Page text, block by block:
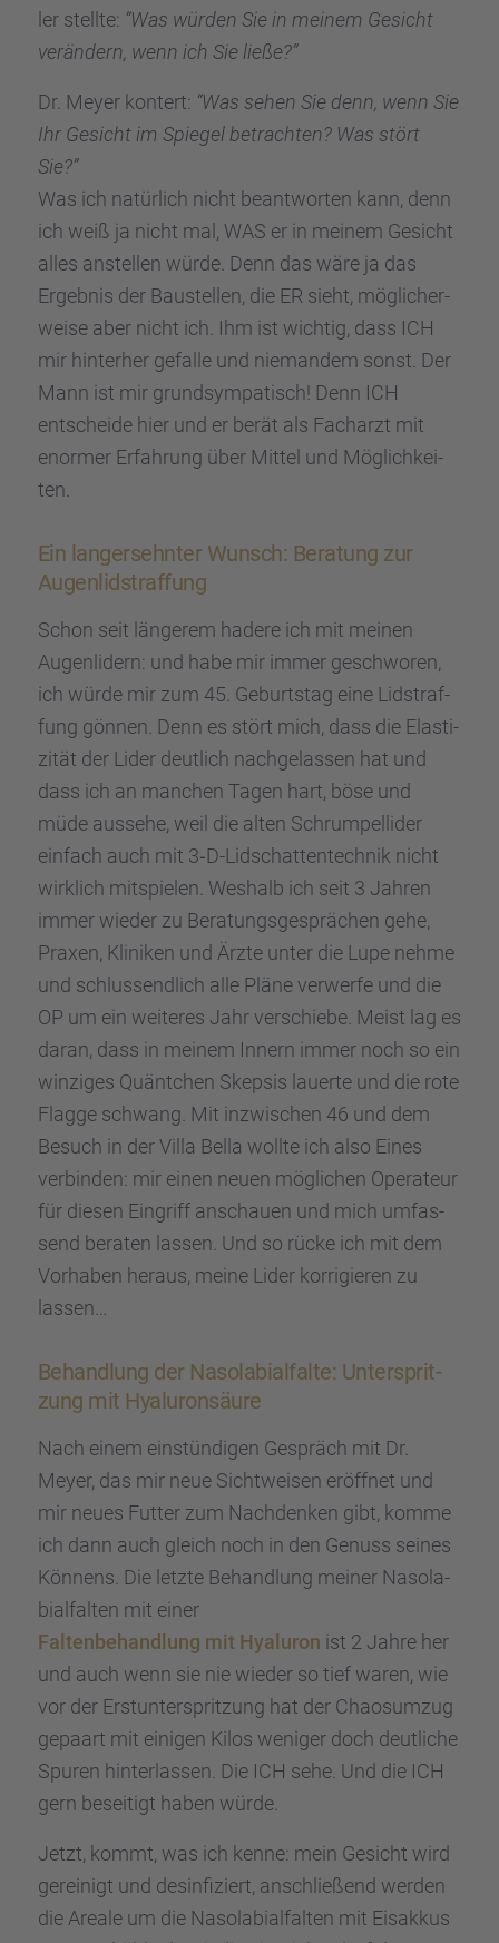
ler stellte: “Was würden Sie in meinem Gesicht
verän­dern, wenn ich Sie ließe?”
Dr. Meyer kontert: “Was sehen Sie denn, wenn Sie
Ihr Gesicht im Spiegel betrach­ten? Was stört
Sie?”
Was ich natür­lich nicht beant­wor­ten kann, denn
ich weiß ja nicht mal, WAS er in meinem Gesicht
alles anstel­len würde. Denn das wäre ja das
Ergeb­nis der Baustel­len, die ER sieht, mögli­cher­
weise aber nicht ich. Ihm ist wichtig, dass ICH
mir hinter­her gefalle und nieman­dem sonst. Der
Mann ist mir grund­sym­pa­tisch! Denn ICH
entscheide hier und er berät als Facharzt mit
enormer Erfah­rung über Mittel und Möglich­kei­
ten.
Ein langersehn­ter Wunsch: Beratung zur
Augen­lid­s­traf­fung
Schon seit länge­rem hadere ich mit meinen
Augen­li­dern: und habe mir immer geschwo­ren,
ich würde mir zum 45. Geburts­tag eine Lidstraf­
fung gönnen. Denn es stört mich, dass die Elasti­
zi­tät der Lider deutlich nachge­las­sen hat und
dass ich an manchen Tagen hart, böse und
müde aussehe, weil die alten Schrum­pell­i­der
einfach auch mit 3‑D-Lidschat­ten­tech­nik nicht
wirklich mitspie­len. Weshalb ich seit 3 Jahren
immer wieder zu Beratungs­ge­sprä­chen gehe,
Praxen, Klini­ken und Ärzte unter die Lupe nehme
und schluss­end­lich alle Pläne verwerfe und die
OP um ein weite­res Jahr verschiebe. Meist lag es
daran, dass in meinem Innern immer noch so ein
winzi­ges Quänt­chen Skepsis lauerte und die rote
Flagge schwang. Mit inzwi­schen 46 und dem
Besuch in der Villa Bella wollte ich also Eines
verbin­den: mir einen neuen mögli­chen Opera­teur
für diesen Eingriff anschauen und mich umfas­
send beraten lassen. Und so rücke ich mit dem
Vorha­ben heraus, meine Lider korri­gie­ren zu
lassen…
Behand­lung der Nasola­bi­al­falte: Unter­sprit­
zung mit Hyalu­ron­säure
Nach einem einstün­di­gen Gespräch mit Dr.
Meyer, das mir neue Sicht­wei­sen eröff­net und
mir neues Futter zum Nachden­ken gibt, komme
ich dann auch gleich noch in den Genuss seines
Könnens. Die letzte Behand­lung meiner Nasola­
bi­al­fal­ten mit einer
Falten­be­hand­lung mit Hyalu­ron ist 2 Jahre her
und auch wenn sie nie wieder so tief waren, wie
vor der Erstun­ter­sprit­zung hat der Chaos­um­zug
gepaart mit einigen Kilos weniger doch deutli­che
Spuren hinter­las­sen. Die ICH sehe. Und die ICH
gern besei­tigt haben würde.
Jetzt, kommt, was ich kenne: mein Gesicht wird
gerei­nigt und desin­fi­ziert, anschlie­ßend werden
die Areale um die Nasola­bi­al­fal­ten mit Eisak­kus